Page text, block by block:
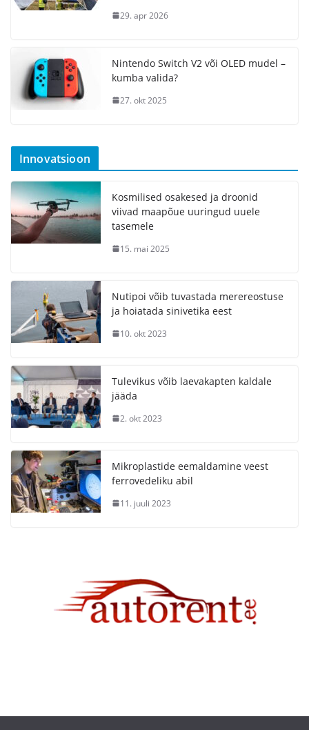
29. apr 2026
Nintendo Switch V2 või OLED mudel –
kumba valida?
27. okt 2025
Innovatsioon
Kosmilised osakesed ja droonid
viivad maapõue uuringud uuele
tasemele
15. mai 2025
Nutipoi võib tuvastada merereostuse
ja hoiatada sinivetika eest
10. okt 2023
Tulevikus võib laevakapten kaldale
jääda
2. okt 2023
Mikroplastide eemaldamine veest
ferrovedeliku abil
11. juuli 2023